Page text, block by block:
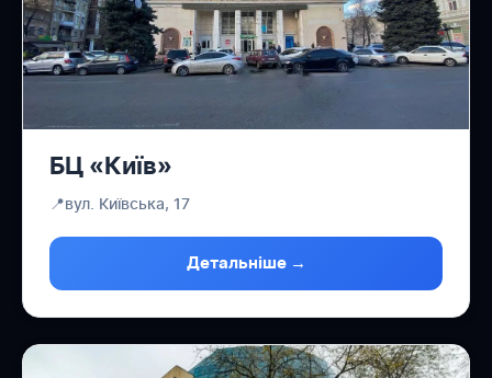
БЦ «Київ»
📍вул. Київська, 17
Детальніше →